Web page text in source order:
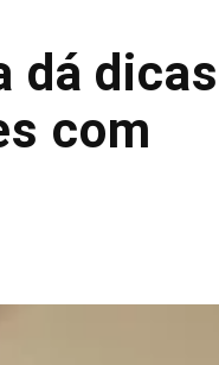
dá dicas
com